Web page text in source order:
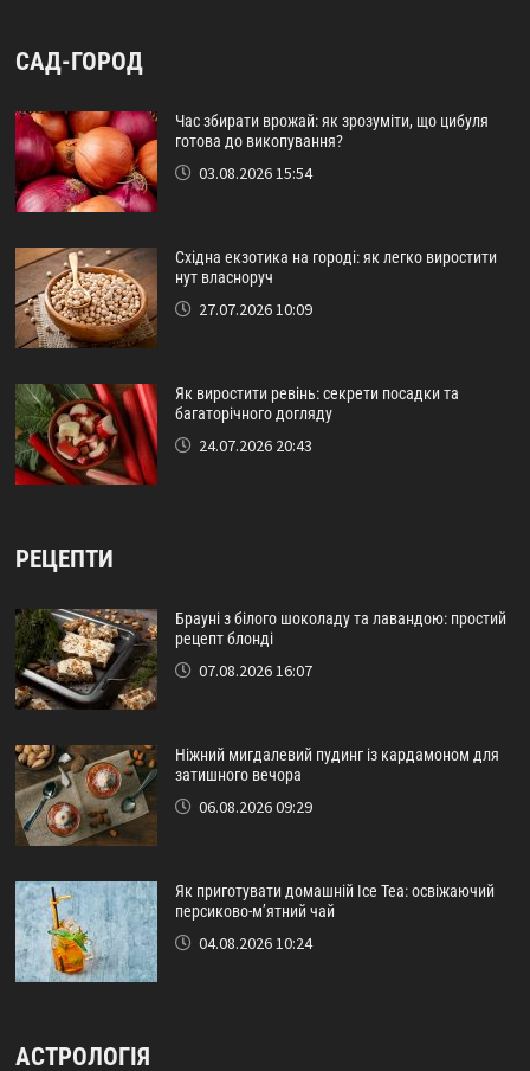
САД-ГОРОД
Час збирати врожай: як зрозуміти, що цибуля
готова до викопування?
03.08.2026 15:54
Східна екзотика на городі: як легко виростити
нут власноруч
27.07.2026 10:09
Як виростити ревінь: секрети посадки та
багаторічного догляду
24.07.2026 20:43
РЕЦЕПТИ
Брауні з білого шоколаду та лавандою: простий
рецепт блонді
07.08.2026 16:07
Ніжний мигдалевий пудинг із кардамоном для
затишного вечора
06.08.2026 09:29
Як приготувати домашній Ice Tea: освіжаючий
персиково-м’ятний чай
04.08.2026 10:24
АСТРОЛОГІЯ